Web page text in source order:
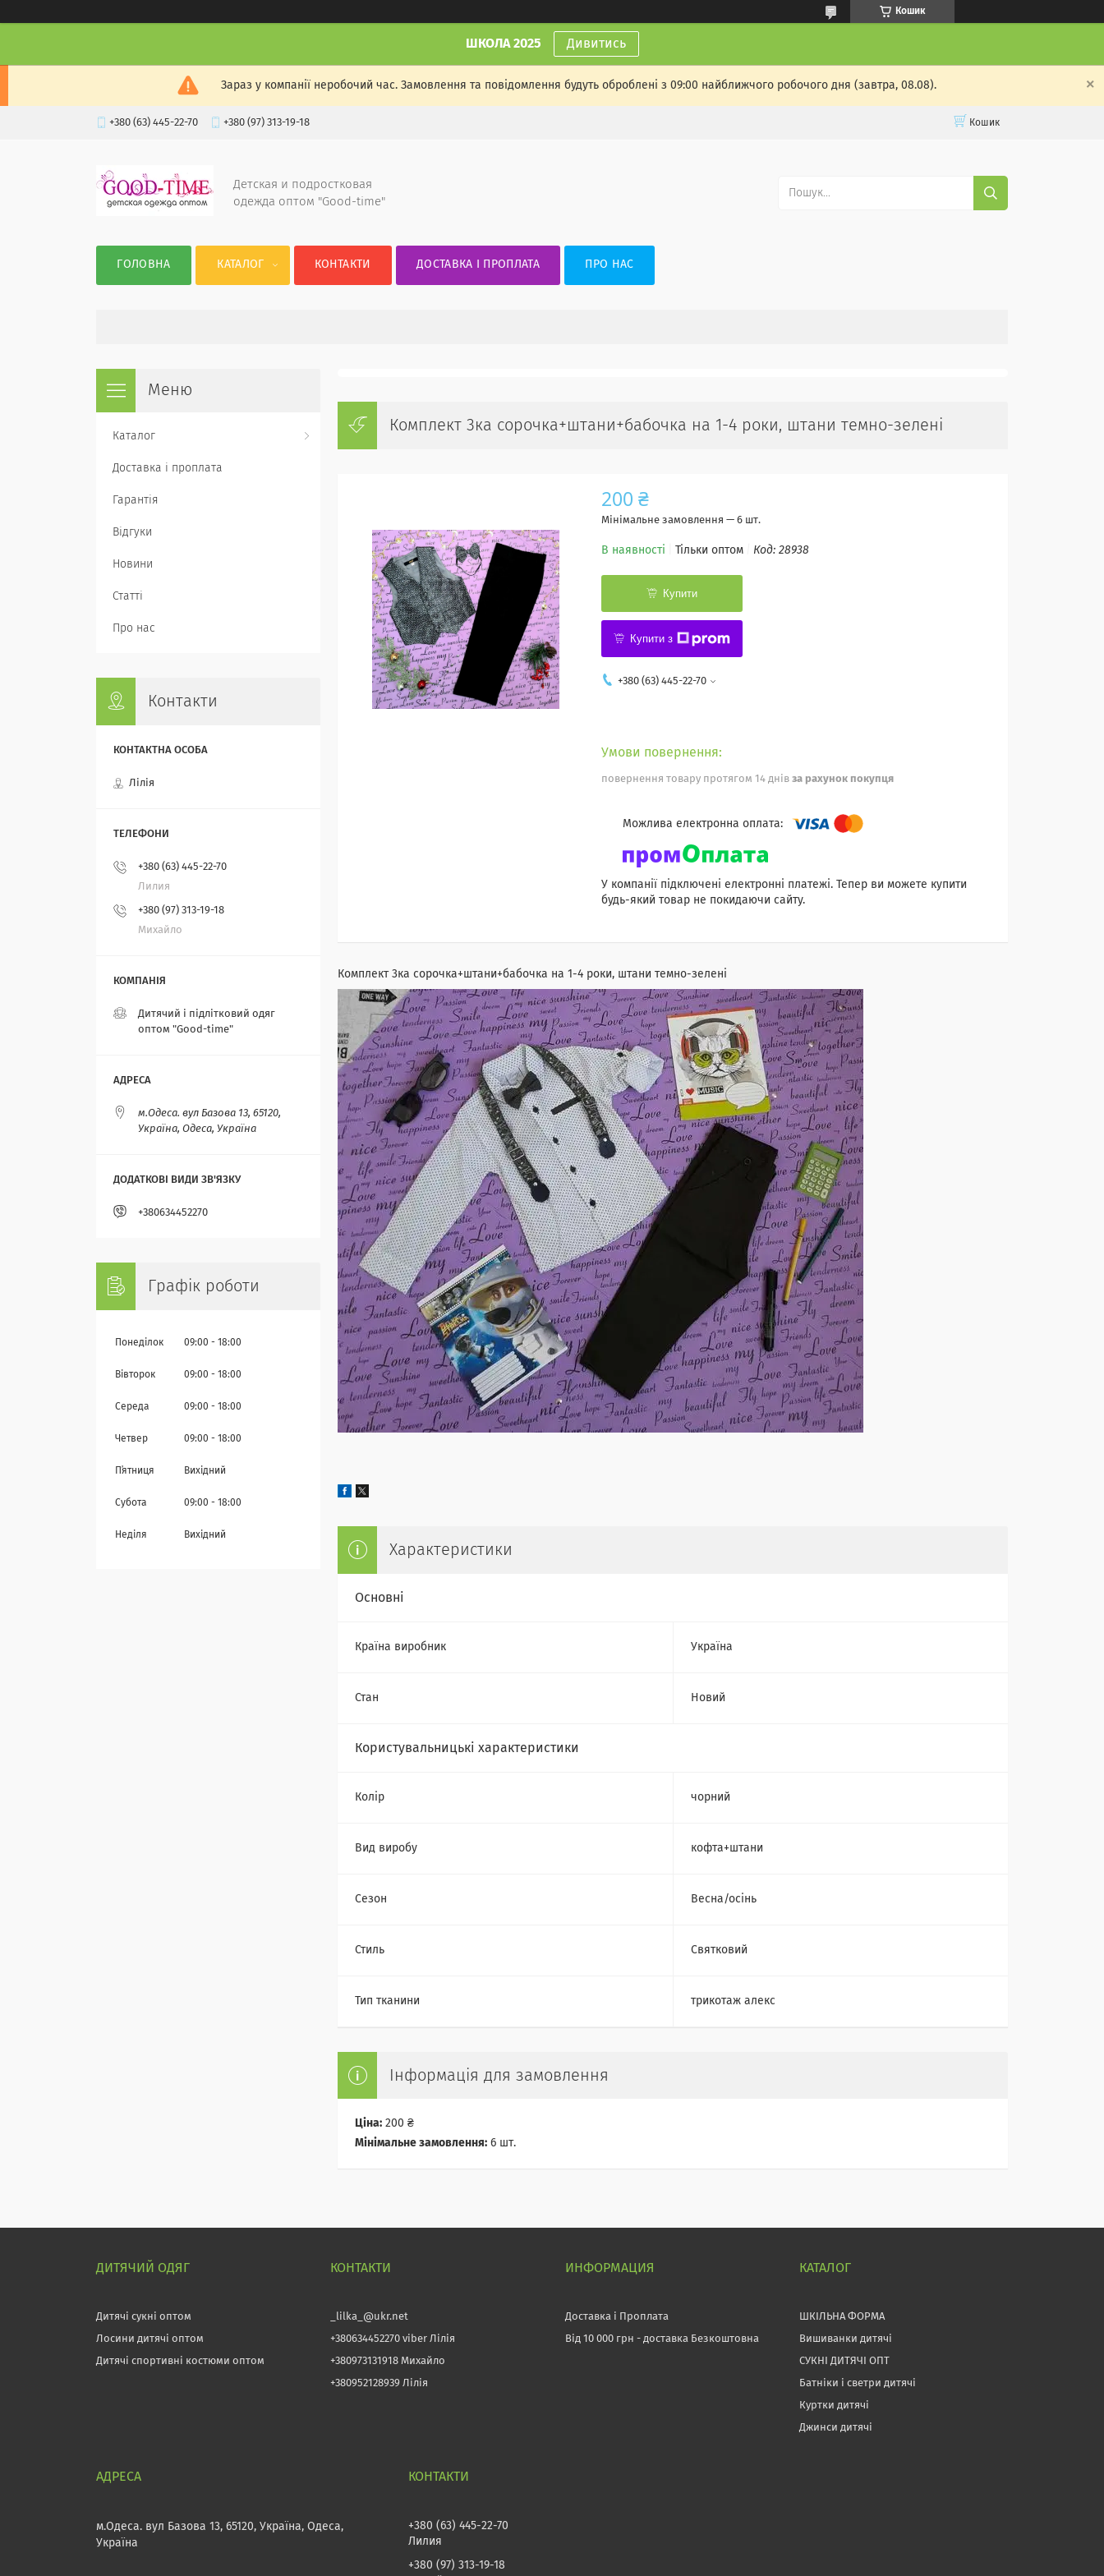
Кошик
ШКОЛА 2025 Дивитись
Зараз у компанії неробочий час. Замовлення та повідомлення будуть оброблені з 09:00 найближчого робочого дня (завтра, 08.08).
+380 (63) 445-22-70 +380 (97) 313-19-18 Кошик
Детская и подростковая
одежда оптом "Good-time"
ГОЛОВНА КАТАЛОГ КОНТАКТИ ДОСТАВКА І ПРОПЛАТА ПРО НАС
Комплект 3ка сорочка+штани+бабочка на 1-4 роки, штани темно-зелені
200 ₴
Мінімальне замовлення — 6 шт.
В наявності Тільки оптом Код: 28938
Купити
Купити з
+380 (63) 445-22-70
повернення товару протягом 14 днів за рахунок покупця
У компанії підключені електронні платежі. Тепер ви можете купити
будь-який товар не покидаючи сайту.
Комплект 3ка сорочка+штани+бабочка на 1-4 роки, штани темно-зелені
Характеристики
Основні
Країна виробник Україна
Стан Новий
Користувальницькі характеристики
Колір чорний
Вид виробу кофта+штани
Сезон Весна/осінь
Стиль Святковий
Тип тканини трикотаж алекс
Інформація для замовлення
Ціна: 200 ₴
Мінімальне замовлення: 6 шт.
Каталог
Доставка і проплата
Гарантія
Відгуки
Новини
Статті
Про нас
Контакти
Лілія
+380 (63) 445-22-70
Лилия
+380 (97) 313-19-18
Михайло
Дитячий і підлітковий одяг
оптом "Good-time"
м.Одеса. вул Базова 13, 65120,
Україна, Одеса, Україна
+380634452270
Графік роботи
Понеділок 09:00 18:00
Вівторок 09:00 18:00
Середа 09:00 18:00
Четвер 09:00 18:00
Пʼятниця Вихідний
Субота 09:00 18:00
Неділя Вихідний
ДИТЯЧИЙ ОДЯГ
Дитячі сукні оптом
Лосини дитячі оптом
Дитячі спортивні костюми оптом
КОНТАКТИ
_lilka_@ukr.net
+380634452270 viber Лілія
+380973131918 Михайло
+380952128939 Лілія
ИНФОРМАЦИЯ
Доставка і Проплата
Від 10 000 грн - доставка Безкоштовна
КАТАЛОГ
ШКІЛЬНА ФОРМА
Вишиванки дитячі
СУКНІ ДИТЯЧІ ОПТ
Батніки і светри дитячі
Куртки дитячі
Джинси дитячі
м.Одеса. вул Базова 13, 65120, Україна, Одеса,
Україна
+380 (63) 445-22-70
Лилия
+380 (97) 313-19-18